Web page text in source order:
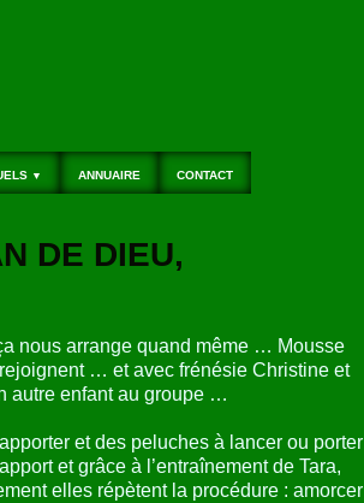
▼ ANNUAIRE CONTACT
DE DIEU,
nous arrange quand même … Mousse
… et avec frénésie Christine et
autre enfant au groupe …
et des peluches à lancer ou porter
et grâce à l’entraînement de Tara,
elles répètent la procédure : amorcer